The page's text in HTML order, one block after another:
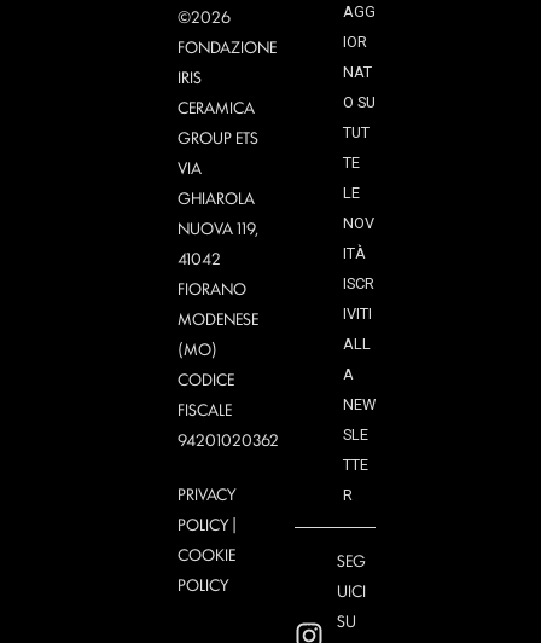
©2026
FONDAZIONE
IRIS
CERAMICA
GROUP ETS
VIA
GHIAROLA
NUOVA 119,
41042
FIORANO
MODENESE
(MO)
CODICE
FISCALE
94201020362
PRIVACY
POLICY|
COOKIE
POLICY
AGG
IOR
NAT
O SU
TUT
TE
LE
NOV
ITÀ
ISCR
IVITI
ALL
A
NEW
SLE
TTE
R
SEG
UICI
SU